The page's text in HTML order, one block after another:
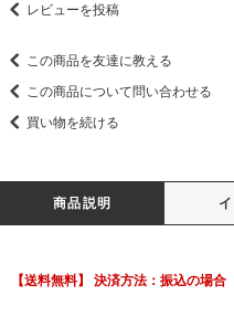
レビューを投稿
この商品を友達に教える
この商品について問い合わせる
買い物を続ける
商品説明
【送料無料】 決済方法：振込の場合